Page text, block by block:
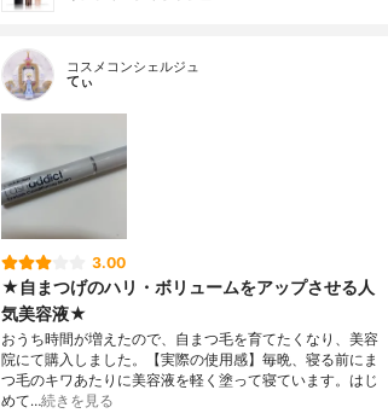
コスメコンシェルジュ
てぃ
3.00
★自まつげのハリ・ボリュームをアップさせる人
気美容液★
おうち時間が増えたので、自まつ毛を育てたくなり、美容
院にて購入しました。【実際の使用感】毎晩、寝る前にま
つ毛のキワあたりに美容液を軽く塗って寝ています。はじ
めて…続きを見る